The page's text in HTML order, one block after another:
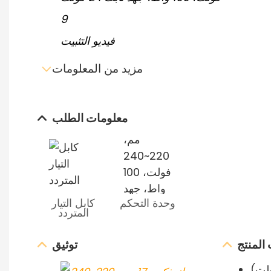
فيديو التثبيت
مزيد من المعلومات
إرسال استفسار عبر البريد
الإلكتروني
معلومات الطلب
كابل التيار
المتردد
وحدة التحكم
توثيق